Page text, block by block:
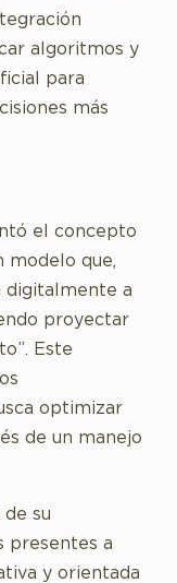
algoritmos y
para
más
el concepto
modelo que,
digitalmente a
proyectar
Este
optimizar
de un manejo
su
presentes a
y orientada